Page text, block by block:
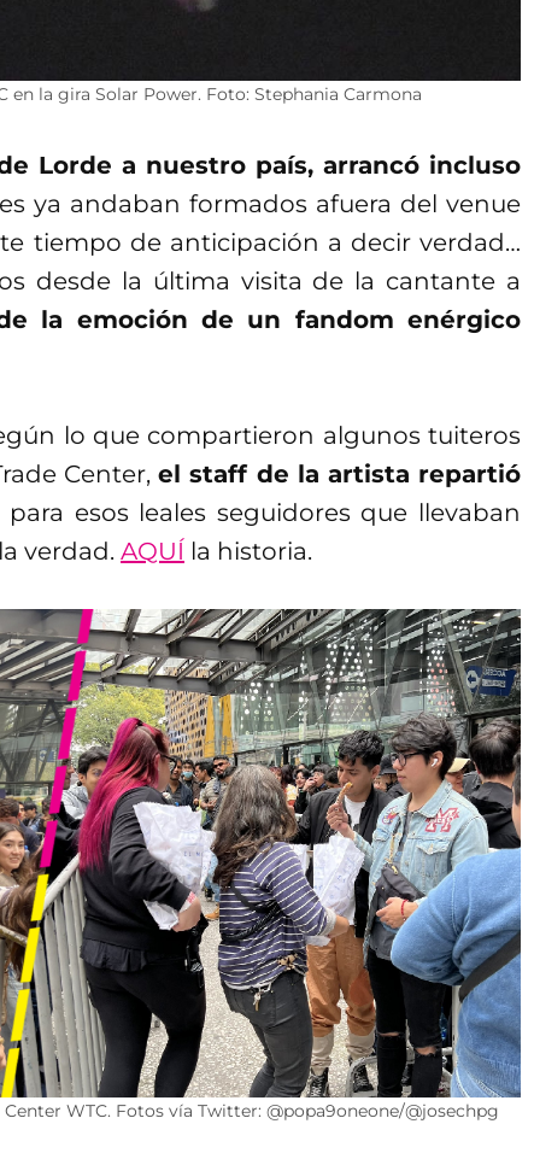
en la gira Solar Power. Foto: Stephania Carmona
Lorde a nuestro país, arrancó incluso
ya andaban formados afuera del venue
tiempo de anticipación a decir verdad…
desde la última visita de la cantante a
la emoción de un fandom enérgico
lo que compartieron algunos tuiteros
Center,el staff de la artista repartió
esos leales seguidores que llevaban
verdad. AQUÍ la historia.
WTC. Fotos vía Twitter: @popa9oneone/@josechpg